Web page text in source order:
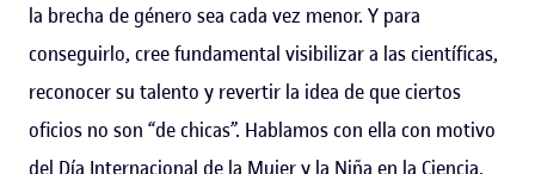
la brecha de género sea cada vez menor. Y para
conseguirlo, cree fundamental visibilizar a las científicas,
reconocer su talento y revertir la idea de que ciertos
oficios no son “de chicas”. Hablamos con ella con motivo
del Día Internacional de la Mujer y la Niña en la Ciencia,